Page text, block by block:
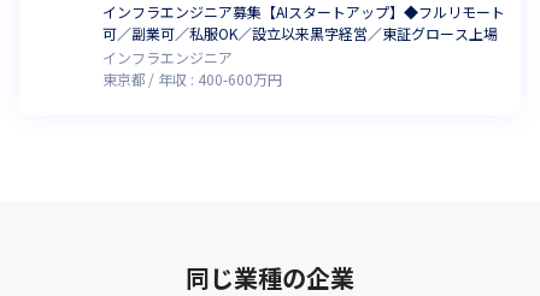
インフラエンジニア募集【AIスタートアップ】◆フルリモート
可／副業可／私服OK／設立以来黒字経営／東証グロース上場
インフラエンジニア
東京都
年収 : 400-600万円
同じ業種の企業